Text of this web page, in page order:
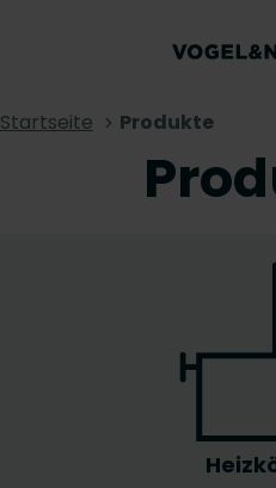
Startseite Produkte